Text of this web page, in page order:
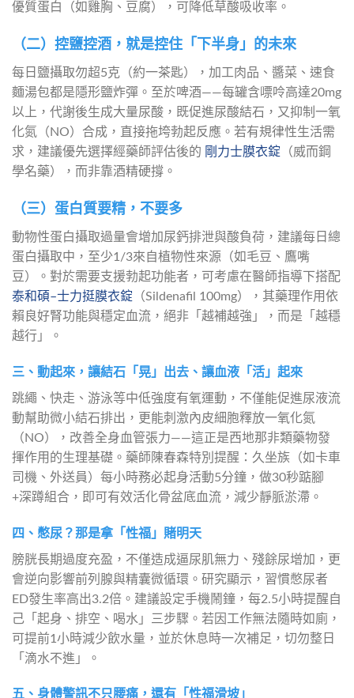
優質蛋白（如雞胸、豆腐），可降低草酸吸收率。
（二）控鹽控酒，就是控住「下半身」的未來
每日鹽攝取勿超5克（約一茶匙），加工肉品、醬菜、速食
麵湯包都是隱形鹽炸彈。至於啤酒——每罐含嘌呤高達20mg
以上，代謝後生成大量尿酸，既促進尿酸結石，又抑制一氧
化氮（NO）合成，直接拖垮勃起反應。若有規律性生活需
求，建議優先選擇經藥師評估後的 剛力士膜衣錠 （威而鋼
學名藥），而非靠酒精硬撐。
（三）蛋白質要精，不要多
動物性蛋白攝取過量會增加尿鈣排泄與酸負荷，建議每日總
蛋白攝取中，至少1/3來自植物性來源（如毛豆、鷹嘴
泰和碩–士力挺膜衣錠 （Sildenafil 100mg），其藥理作用依
賴良好腎功能與穩定血流，絕非「越補越強」，而是「越穩
越行」。
三、動起來，讓結石「晃」出去、讓血液「活」起來
跳繩、快走、游泳等中低強度有氧運動，不僅能促進尿液流
動幫助微小結石排出，更能刺激內皮細胞釋放一氧化氮
（NO），改善全身血管張力——這正是西地那非類藥物發
揮作用的生理基礎。藥師陳春森特別提醒：久坐族（如卡車
司機、外送員）每小時務必起身活動5分鐘，做30秒踮腳
+深蹲組合，即可有效活化骨盆底血流，減少靜脈淤滯。
四、憋尿？那是拿「性福」賭明天
膀胱長期過度充盈，不僅造成逼尿肌無力、殘餘尿增加，更
會逆向影響前列腺與精囊微循環。研究顯示，習慣憋尿者
ED發生率高出3.2倍。建議設定手機鬧鐘，每2.5小時提醒自
己「起身、排空、喝水」三步驟。若因工作無法隨時如廁，
可提前1小時減少飲水量，並於休息時一次補足，切勿整日
「滴水不進」。
五、身體警訊不只腰痛，還有「性福滑坡」